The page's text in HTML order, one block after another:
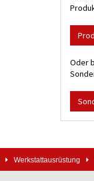
Oder
Werkstattausrüstung